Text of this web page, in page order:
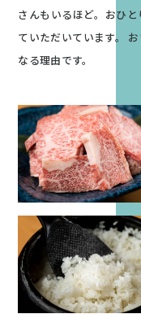
さんもいるほど。おひ
ていただいています。
なる理由です。